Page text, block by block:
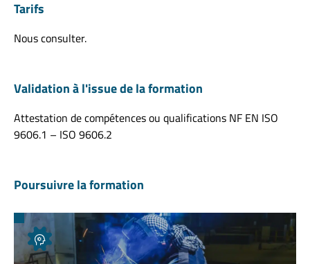
Tarifs
Nous consulter.
Validation à l'issue de la formation
Attestation de compétences ou qualifications NF EN ISO
9606.1 – ISO 9606.2
Poursuivre la formation